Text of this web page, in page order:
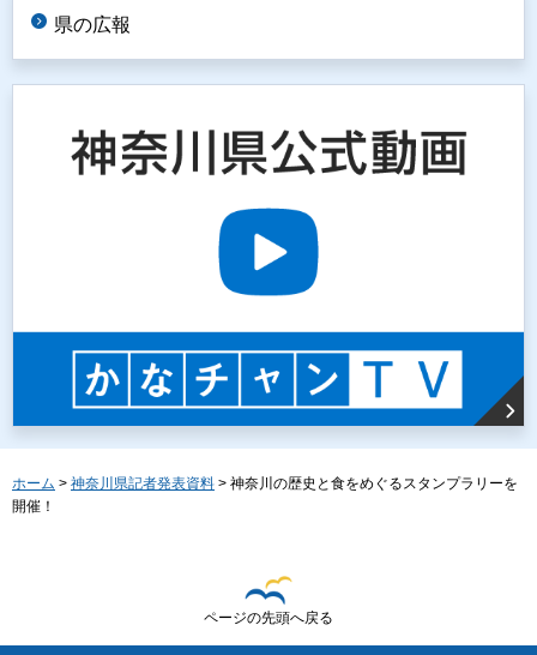
県の広報
ホーム > 神奈川県記者発表資料 > 神奈川の歴史と食をめぐるスタンプラリーを
開催！
ページの先頭へ戻る